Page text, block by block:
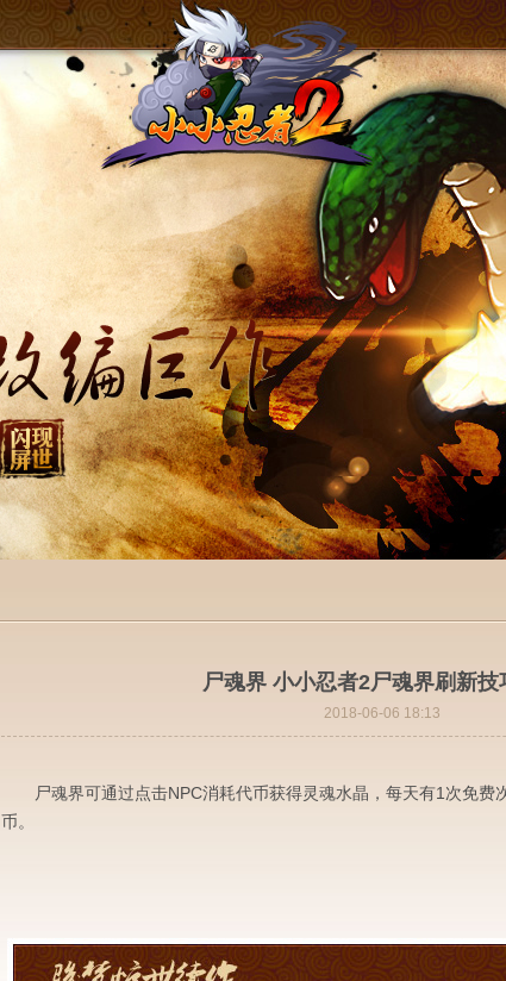
尸魂界 小小忍者2尸魂界刷新技
2018-06-06 18:13
尸魂界可通过点击NPC消耗代币获得灵魂水晶，每天有1次免费
币。